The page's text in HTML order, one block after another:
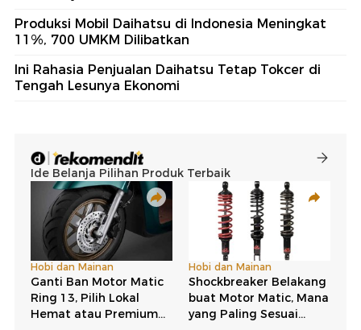
Produksi Mobil Daihatsu di Indonesia Meningkat
11%, 700 UMKM Dilibatkan
Ini Rahasia Penjualan Daihatsu Tetap Tokcer di
Tengah Lesunya Ekonomi